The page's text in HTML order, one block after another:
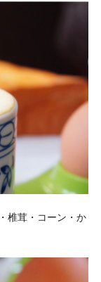
椎茸・コーン・か